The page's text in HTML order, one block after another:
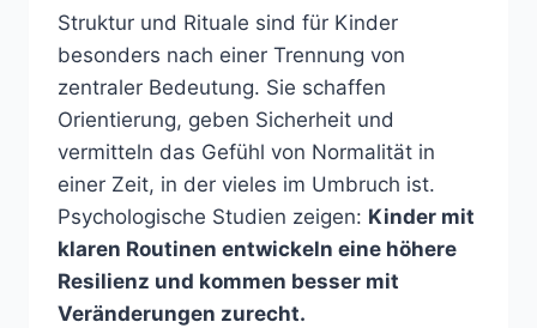
Struktur und Rituale sind für Kinder
besonders nach einer Trennung von
zentraler Bedeutung. Sie schaffen
Orientierung, geben Sicherheit und
vermitteln das Gefühl von Normalität in
einer Zeit, in der vieles im Umbruch ist.
Psychologische Studien zeigen: Kinder mit
klaren Routinen entwickeln eine höhere
Resilienz und kommen besser mit
Veränderungen zurecht.